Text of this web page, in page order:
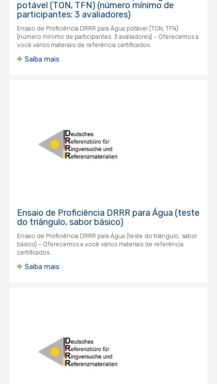
potável (TON, TFN) (número mínimo de
participantes: 3 avaliadores)
Ensaio de Proficiência DRRR para Água potável (TON, TFN)
(número mínimo de participantes: 3 avaliadores) – Oferecemos a
você vários materiais de referência certificados.
Saiba mais
Ensaio de Proficiência DRRR para Água (teste
do triângulo, sabor básico)
Ensaio de Proficiência DRRR para Água (teste do triângulo, sabor
básico) – Oferecemos a você vários materiais de referência
certificados.
Saiba mais